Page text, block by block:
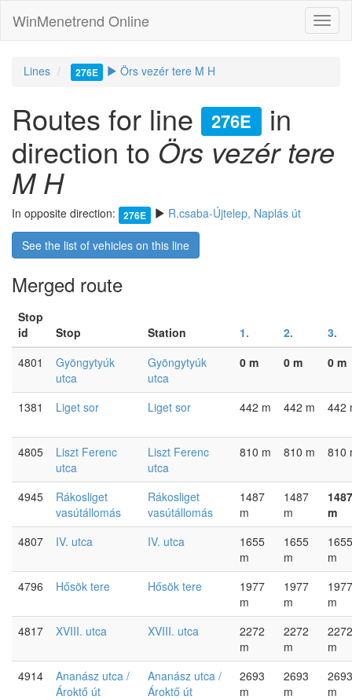
WinMenetrend Online
Lines 276E Örs vezér tere M H
Routes for line 276E
in
direction to Örs vezér tere
M H
In opposite direction: 276E R.csaba-Újtelep, Naplás út
See the list of vehicles on this line
Merged route
Stop
id
Stop Station 1. 2.
3.
4801
Gyöngytyúk
utca
Gyöngytyúk
utca
0 m 0 m 0 m
1381 Liget sor Liget sor 442 m 442 m 442
4805
Liszt Ferenc
utca
Liszt Ferenc
utca
810 m 810 m 810
4945
Rákosliget
vasútállomás
Rákosliget
vasútállomás
1487
m
1487
m
1487
m
4807
IV. utca IV. utca
1655
m
1655
m
1655
m
4796
Hősök tere Hősök tere
1977
m
1977
m
1977
m
4817
XVIII. utca XVIII. utca
2272
m
2272
m
2272
m
4914
Ananász utca /
Ároktő út
Ananász utca /
Ároktő út
2693
m
2693
m
2693
m